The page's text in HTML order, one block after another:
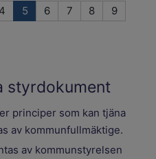
4 5 6 7 8
9
styrdokument
principer som kan tjäna
av kommunfullmäktige.
av kommunstyrelsen